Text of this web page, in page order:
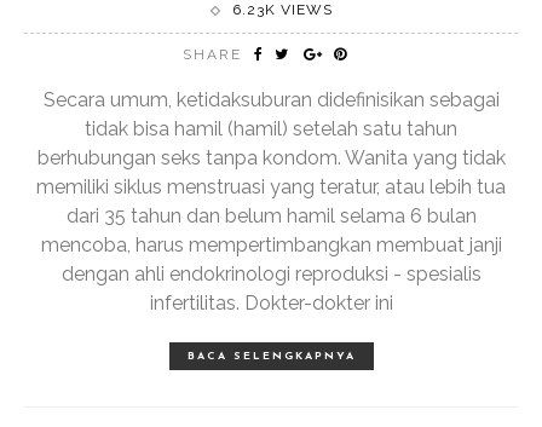
6.23K VIEWS
SHARE
Secara umum, ketidaksuburan didefinisikan sebagai
tidak bisa hamil (hamil) setelah satu tahun
berhubungan seks tanpa kondom. Wanita yang tidak
memiliki siklus menstruasi yang teratur, atau lebih tua
dari 35 tahun dan belum hamil selama 6 bulan
mencoba, harus mempertimbangkan membuat janji
dengan ahli endokrinologi reproduksi - spesialis
infertilitas. Dokter-dokter ini
BACA SELENGKAPNYA